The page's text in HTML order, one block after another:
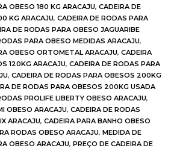
OBESO 180 KG ARACAJU, CADEIRA DE
KG ARACAJU, CADEIRA DE RODAS PARA
DE RODAS PARA OBESO JAGUARIBE
PARA OBESO MEDIDAS ARACAJU,
OBESO ORTOMETAL ARACAJU, CADEIRA
120KG ARACAJU, CADEIRA DE RODAS PARA
, CADEIRA DE RODAS PARA OBESOS 200KG
DE RODAS PARA OBESOS 200KG USADA
PROLIFE LIBERTY OBESO ARACAJU,
OBESO ARACAJU, CADEIRA DE RODAS
ARACAJU, CADEIRA PARA BANHO OBESO
RODAS OBESO ARACAJU, MEDIDA DE
OBESO ARACAJU, PREÇO DE CADEIRA DE